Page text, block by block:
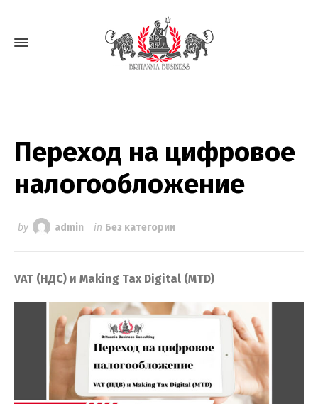
Переход на цифровое
налогообложение
by admin in Без категории
VAT (НДС) и Making Tax Digital (MTD)